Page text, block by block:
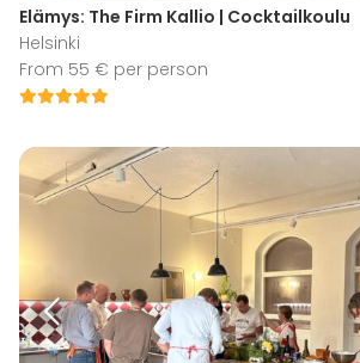
Elämys: The Firm Kallio | Cocktailkoulu
Helsinki
From 55 € per person